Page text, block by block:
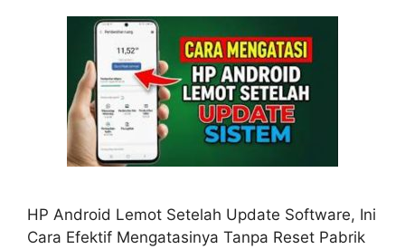
HP Android Lemot Setelah Update Software, Ini
Cara Efektif Mengatasinya Tanpa Reset Pabrik